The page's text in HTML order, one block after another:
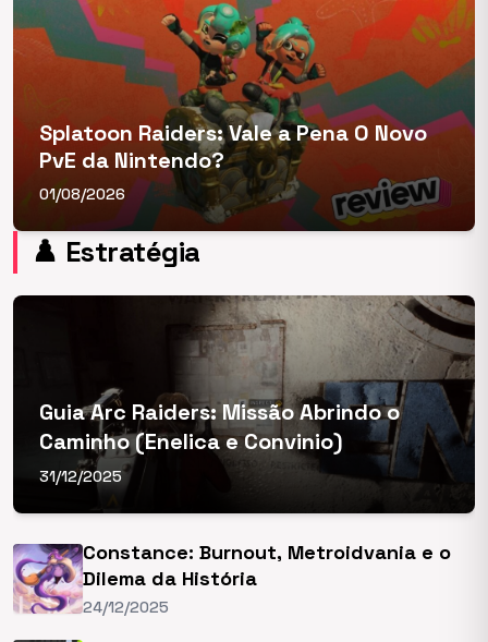
Splatoon Raiders: Vale a Pena O Novo
PvE da Nintendo?
01/08/2026
♟️ Estratégia
Guia Arc Raiders: Missão Abrindo o
Caminho (Enelica e Convinio)
31/12/2025
Constance: Burnout, Metroidvania e o
Dilema da História
24/12/2025